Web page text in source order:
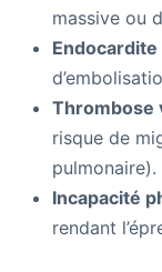
massive ou
Thrombose
risque de
pulmonaire).
Incapacité
rendant